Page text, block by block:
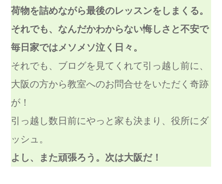
荷物を詰めながら最後のレッスンをしまくる。
それでも、なんだかわからない悔しさと不安で
毎日家ではメソメソ泣く日々。
それでも、ブログを見てくれて引っ越し前に、
大阪の方から教室へのお問合せをいただく奇跡
が！
引っ越し数日前にやっと家も決まり、役所にダ
ッシュ。
よし、また頑張ろう。次は大阪だ！